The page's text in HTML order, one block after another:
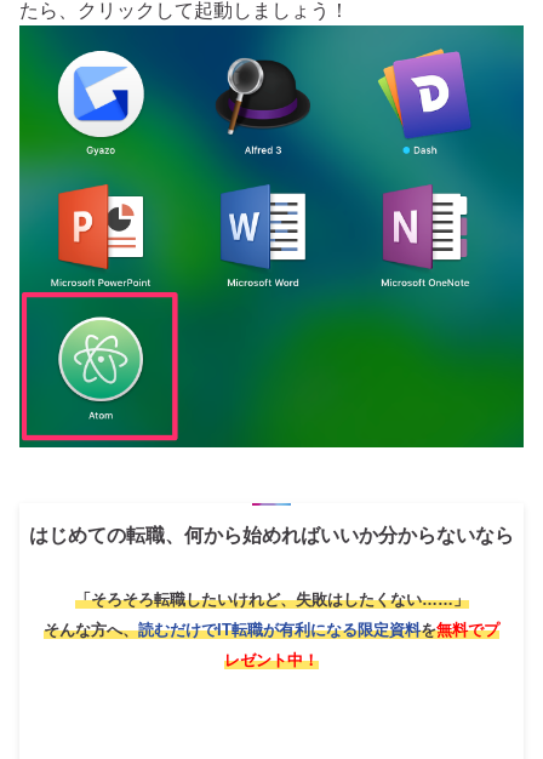
たら、クリックして起動しましょう！
はじめての転職、何から始めればいいか分からないなら
「そろそろ転職したいけれど、失敗はしたくない……」
そんな方へ、読むだけでIT転職が有利になる限定資料を無料でプ
レゼント中！